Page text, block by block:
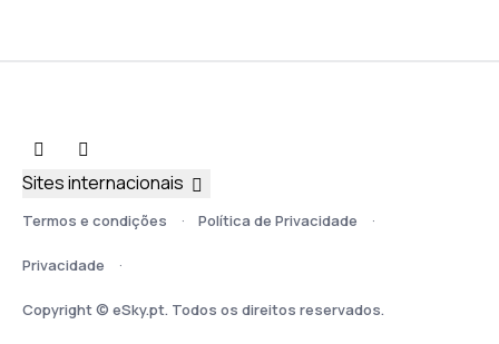
Termos e condições Política de Privacidade
Privacidade
Copyright © eSky.pt. Todos os direitos reservados.
Sites internacionais